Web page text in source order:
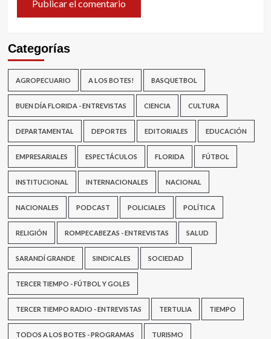
Categorías
AGROPECUARIO A LOS BOTES! BASQUETBOL
BUEN DÍA FLORIDA - ENTREVISTAS CIENCIA CULTURA
DEPARTAMENTAL DEPORTES EDITORIALES EDUCACIÓN
EMPRESARIALES ESPECTÁCULOS FLORIDA FÚTBOL
INSTITUCIONAL INTERNACIONALES NACIONAL
NACIONALES PODCAST POLICIALES POLÍTICA
RELIGIÓN ROMPECABEZAS - ENTREVISTAS SALUD
SARANDÍ GRANDE SINDICALES SOCIEDAD
TERCER TIEMPO - FÚTBOL Y GOLES
TERCER TIEMPO RADIO - ENTREVISTAS TERTULIA TIEMPO
TODOS A LOS BOTES - PROGRAMAS TURISMO